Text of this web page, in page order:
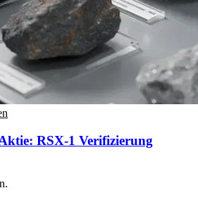
RSX-1 Verifizierung